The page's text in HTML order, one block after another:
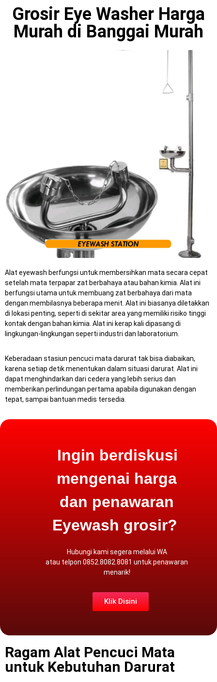
Grosir Eye Washer Harga
Murah di Banggai Murah
Alat eyewash berfungsi untuk membersihkan mata secara cepat
setelah mata terpapar zat berbahaya atau bahan kimia. Alat ini
berfungsi utama untuk membuang zat berbahaya dari mata
dengan membilasnya beberapa menit. Alat ini biasanya diletakkan
di lokasi penting, seperti di sekitar area yang memiliki risiko tinggi
kontak dengan bahan kimia. Alat ini kerap kali dipasang di
lingkungan-lingkungan seperti industri dan laboratorium.
Keberadaan stasiun pencuci mata darurat tak bisa diabaikan,
karena setiap detik menentukan dalam situasi darurat. Alat ini
dapat menghindarkan dari cedera yang lebih serius dan
memberikan perlindungan pertama apabila digunakan dengan
tepat, sampai bantuan medis tersedia.
Ingin berdiskusi
mengenai harga
dan penawaran
Eyewash grosir?
Hubungi kami segera melalui WA
atau telpon 0852.8082.8081 untuk penawaran
menarik!
Klik Disini
Ragam Alat Pencuci Mata
untuk Kebutuhan Darurat